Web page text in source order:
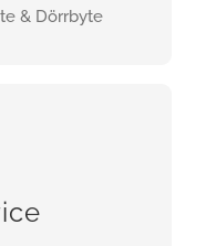
& Dörrbyte